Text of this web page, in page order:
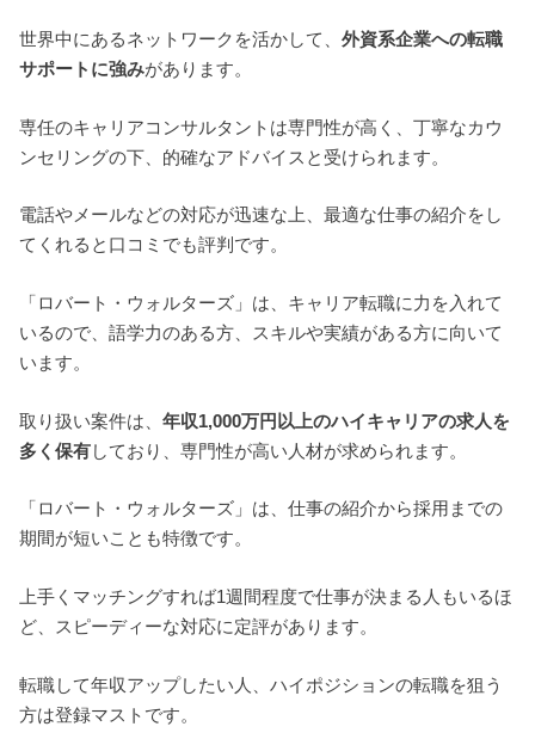
世界中にあるネットワークを活かして、外資系企業への転職
サポートに強みがあります。
専任のキャリアコンサルタントは専門性が高く、丁寧なカウ
ンセリングの下、的確なアドバイスと受けられます。
電話やメールなどの対応が迅速な上、最適な仕事の紹介をし
てくれると口コミでも評判です。
「ロバート・ウォルターズ」は、キャリア転職に力を入れて
いるので、語学力のある方、スキルや実績がある方に向いて
います。
取り扱い案件は、年収1,000万円以上のハイキャリアの求人を
多く保有しており、専門性が高い人材が求められます。
「ロバート・ウォルターズ」は、仕事の紹介から採用までの
期間が短いことも特徴です。
上手くマッチングすれば1週間程度で仕事が決まる人もいるほ
ど、スピーディーな対応に定評があります。
転職して年収アップしたい人、ハイポジションの転職を狙う
方は登録マストです。